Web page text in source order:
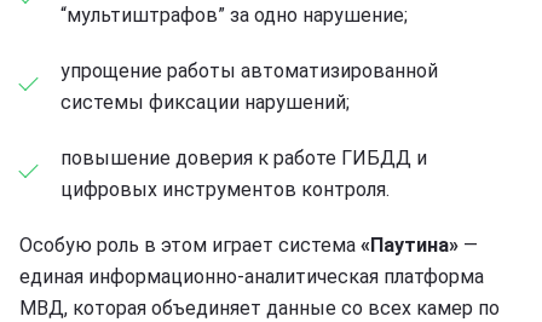
“мультиштрафов” за одно нарушение;
упрощение работы автоматизированной
системы фиксации нарушений;
повышение доверия к работе ГИБДД и
цифровых инструментов контроля.
Особую роль в этом играет система «Паутина» —
единая информационно-аналитическая платформа
МВД, которая объединяет данные со всех камер по